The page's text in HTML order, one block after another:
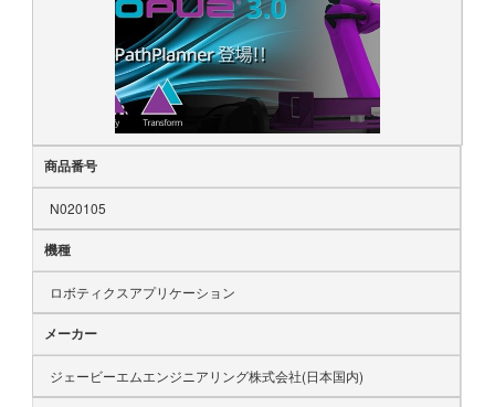
商品番号
N020105
機種
ロボティクスアプリケーション
メーカー
ジェービーエムエンジニアリング株式会社(日本国内)